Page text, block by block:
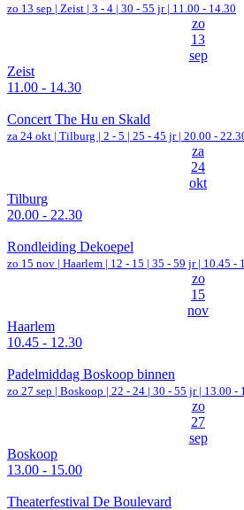
zo 13 sep | Zeist | 3 - 4 | 30 - 55 jr | 11.00 - 14.30
zo
13
sep
Zeist
11.00 - 14.30
Concert The Hu en Skald
za 24 okt | Tilburg | 2 - 5 | 25 - 45 jr | 20.00 -
za
24
okt
Tilburg
20.00 - 22.30
Rondleiding Dekoepel
zo 15 nov | Haarlem | 12 - 15 | 35 - 59 jr | 10.45 -
zo
15
nov
Haarlem
10.45 - 12.30
Padelmiddag Boskoop binnen
zo 27 sep | Boskoop | 22 - 24 | 30 - 55 jr | 13.00 -
zo
27
sep
Boskoop
13.00 - 15.00
Theaterfestival De Boulevard